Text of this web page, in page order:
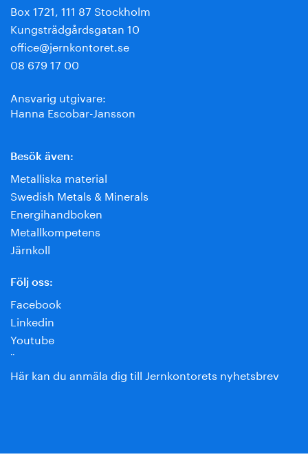
Box 1721, 111 87 Stockholm
Kungsträdgårdsgatan 10
office@jernkontoret.se
08 679 17 00
Ansvarig utgivare:
Hanna Escobar-Jansson
Besök även:
Metalliska material
Swedish Metals & Minerals
Energihandboken
Metallkompetens
Järnkoll
Följ oss:
Facebook
Linkedin
Youtube
¨
Här kan du anmäla dig till Jernkontorets nyhetsbrev